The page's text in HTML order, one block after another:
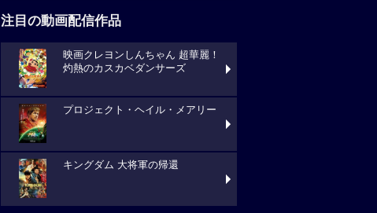
注目の動画配信作品
映画クレヨンしんちゃん 超華麗！
灼熱のカスカベダンサーズ
プロジェクト・ヘイル・メアリー
キングダム 大将軍の帰還